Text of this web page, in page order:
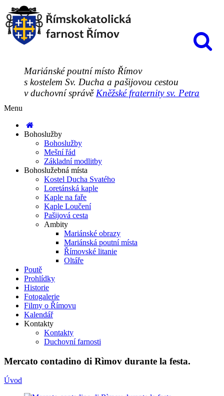
Mariánské poutní místo Římov
s kostelem Sv. Ducha a pašijovou cestou
v duchovní správě Kněžské fraternity sv. Petra
Menu
Bohoslužby
Bohoslužby
Mešní řád
Základní modlitby
Bohoslužebná místa
Kostel Ducha Svatého
Loretánská kaple
Kaple na faře
Kaple Loučení
Pašijová cesta
Ambity
Mariánské obrazy
Mariánská poutní místa
Římovské litanie
Oltáře
Poutě
Prohlídky
Historie
Fotogalerie
Filmy o Římovu
Kalendář
Kontakty
Kontakty
Duchovní farnosti
Mercato contadino di Rìmov durante la festa.
Úvod